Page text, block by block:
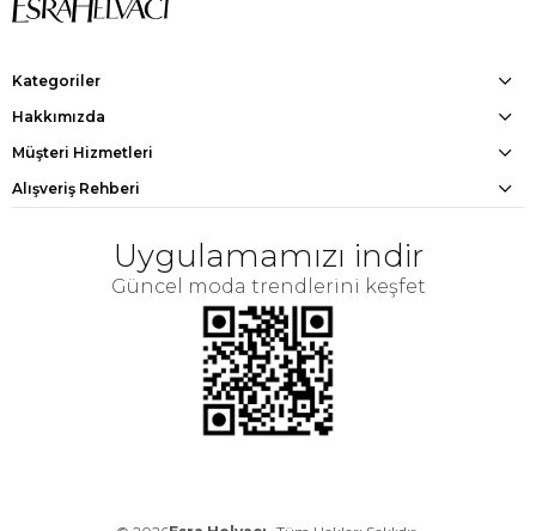
Kategoriler
Hakkımızda
Müşteri Hizmetleri
Alışveriş Rehberi
Uygulamamızı indir
Güncel moda trendlerini keşfet